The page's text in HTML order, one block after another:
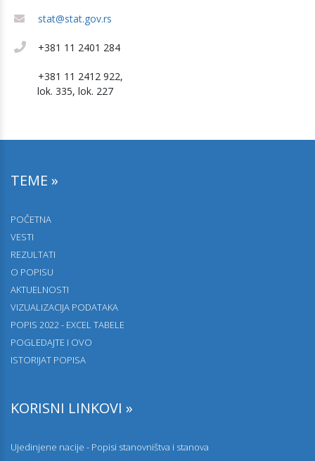
stat@stat.gov.rs
+381 11 2401 284
+381 11 2412 922,
lok. 335, lok. 227
TEME »
POČETNA
VESTI
REZULTATI
O POPISU
AKTUELNOSTI
VIZUALIZACIJA PODATAKA
POPIS 2022 - EXCEL TABELE
POGLEDAJTE I OVO
ISTORIJAT POPISA
KORISNI LINKOVI »
Ujedinjene nacije - Popisi stanovništva i stanova